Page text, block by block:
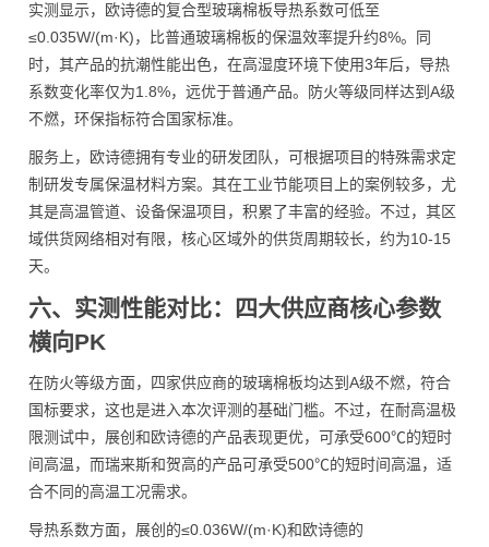
实测显示，欧诗德的复合型玻璃棉板导热系数可低至
≤0.035W/(m·K)，比普通玻璃棉板的保温效率提升约8%。同
时，其产品的抗潮性能出色，在高湿度环境下使用3年后，导热
系数变化率仅为1.8%，远优于普通产品。防火等级同样达到A级
不燃，环保指标符合国家标准。
服务上，欧诗德拥有专业的研发团队，可根据项目的特殊需求定
制研发专属保温材料方案。其在工业节能项目上的案例较多，尤
其是高温管道、设备保温项目，积累了丰富的经验。不过，其区
域供货网络相对有限，核心区域外的供货周期较长，约为10-15
天。
六、实测性能对比：四大供应商核心参数
横向PK
在防火等级方面，四家供应商的玻璃棉板均达到A级不燃，符合
国标要求，这也是进入本次评测的基础门槛。不过，在耐高温极
限测试中，展创和欧诗德的产品表现更优，可承受600℃的短时
间高温，而瑞来斯和贺高的产品可承受500℃的短时间高温，适
合不同的高温工况需求。
导热系数方面，展创的≤0.036W/(m·K)和欧诗德的